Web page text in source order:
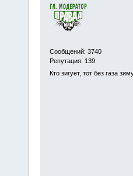
Сообщений: 3740
Репутация: 139
Кто зигует, тот без газа